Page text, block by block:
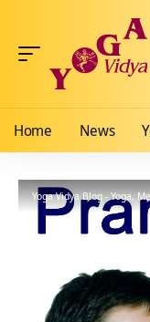
Home News
Yoga Vidya Blog - Yoga,